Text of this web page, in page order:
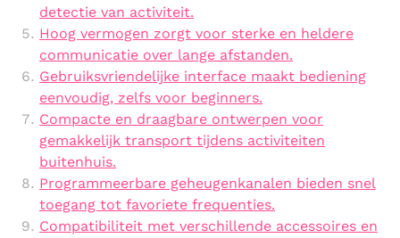
detectie van activiteit.
Hoog vermogen zorgt voor sterke en heldere
communicatie over lange afstanden.
Gebruiksvriendelijke interface maakt bediening
eenvoudig, zelfs voor beginners.
Compacte en draagbare ontwerpen voor
gemakkelijk transport tijdens activiteiten
buitenhuis.
Programmeerbare geheugenkanalen bieden snel
toegang tot favoriete frequenties.
Compatibiliteit met verschillende accessoires en